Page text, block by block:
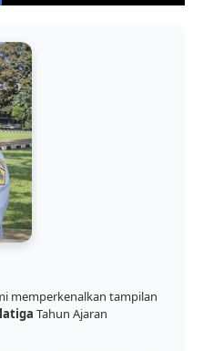
memperkenalkan tampilan
Tahun Ajaran